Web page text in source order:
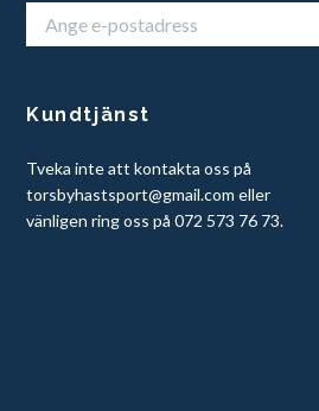
Kundtjänst
Tveka inte att kontakta oss på
torsbyhastsport@gmail.com eller
vänligen ring oss på 072 573 76 73.